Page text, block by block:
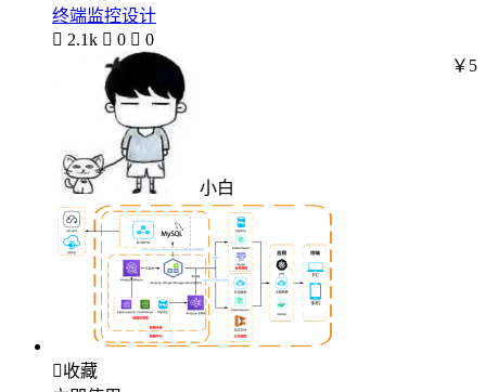
终端监控设计
 2.1k  0  0
小白
￥5
收藏